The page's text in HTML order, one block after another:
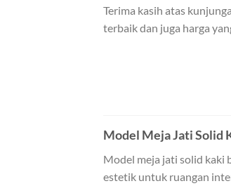
Terima kasih atas
terbaik dan juga harga
Model Meja Jati Solid
Model meja jati solid kaki
estetik untuk ruangan